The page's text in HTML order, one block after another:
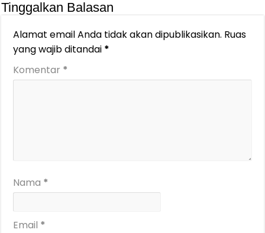
Tinggalkan Balasan
Alamat email Anda tidak akan dipublikasikan. Ruas
yang wajib ditandai *
Komentar *
Nama *
Email *